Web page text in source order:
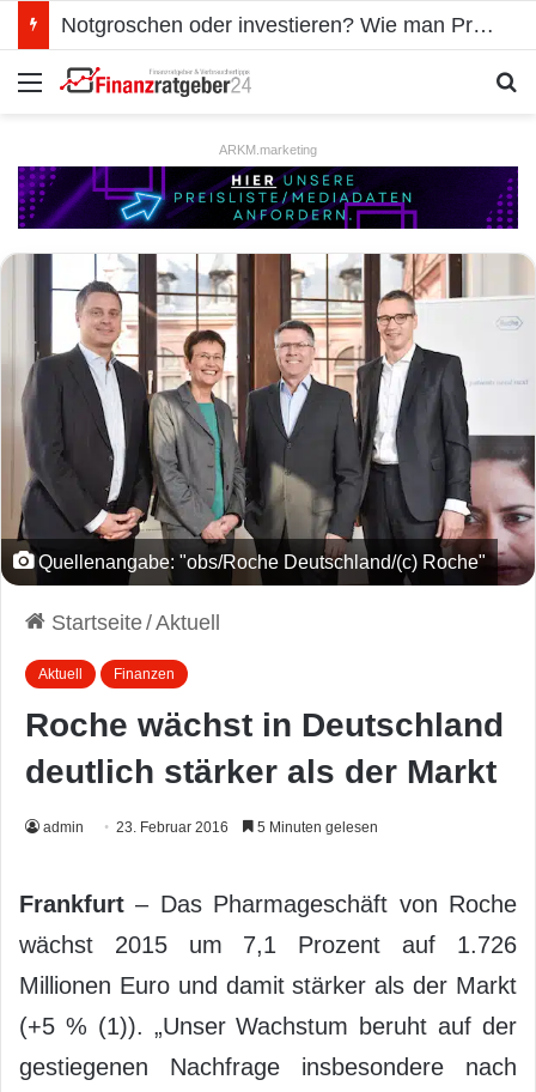
Notgroschen oder investieren? Wie man Prioritäten im eigenen Finanzplan setzt
Menü
ARKM.marketing
Quellenangabe: "obs/Roche Deutschland/(c) Roche"
Startseite/Aktuell
Aktuell Finanzen
Roche wächst in Deutschland
deutlich stärker als der Markt
admin 23. Februar 2016 5 Minuten gelesen
Frankfurt – Das Pharmageschäft von Roche
wächst 2015 um 7,1 Prozent auf 1.726
Millionen Euro und damit stärker als der Markt
(+5 % (1)). „Unser Wachstum beruht auf der
gestiegenen Nachfrage insbesondere nach